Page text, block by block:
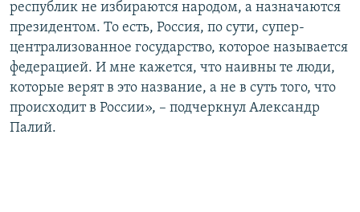
республик не избираются народом, а назначаются
президентом. То есть, Россия, по сути, супер-
централизованное государство, которое называется
федерацией. И мне кажется, что наивны те люди,
которые верят в это название, а не в суть того, что
происходит в России», – подчеркнул Александр
Палий.